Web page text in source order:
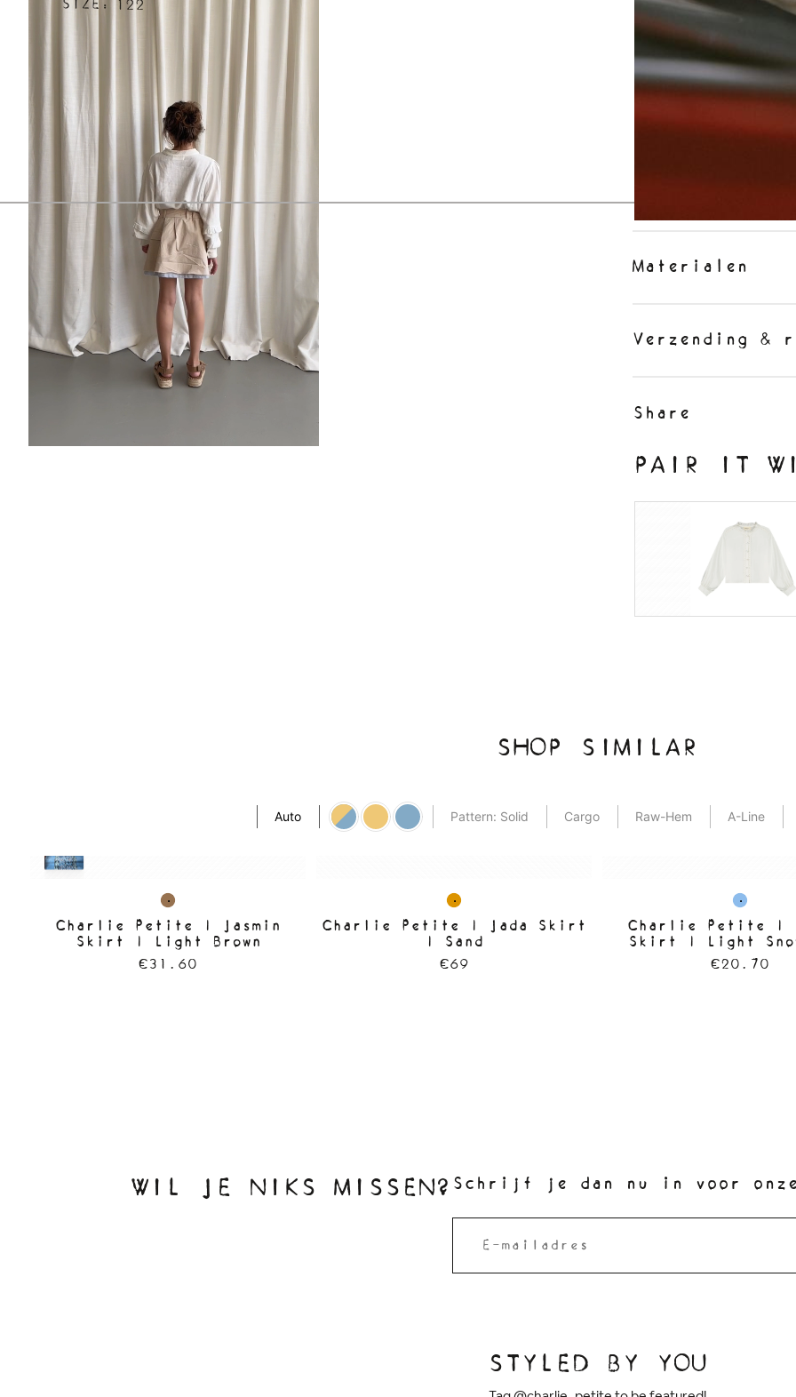
Materialen
Verzending &
Share
PAIR IT
SHOP SIMILAR
Auto Pattern: Solid Cargo Raw-Hem A-Line
Charlie Petite | Jasmin
Skirt | Light Brown
€31.60
Charlie Petite | Jada Skirt
| Sand
€69
Charlie Petite |
Skirt | Light
€20.70
WIL JE NIKS MISSEN? Schrijf je dan nu in voor
STYLED BY YOU